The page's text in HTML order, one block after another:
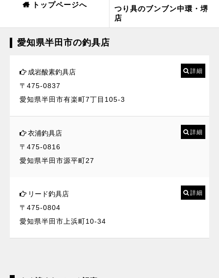
トップページへ
つり具のブンブン中環・堺
店
愛知県半田市の釣具店
成岩酸素釣具店
〒475-0837
愛知県半田市有楽町7丁目105-3
詳細
衣浦釣具店
〒475-0816
愛知県半田市源平町27
詳細
リード釣具店
〒475-0804
愛知県半田市上浜町10-34
詳細